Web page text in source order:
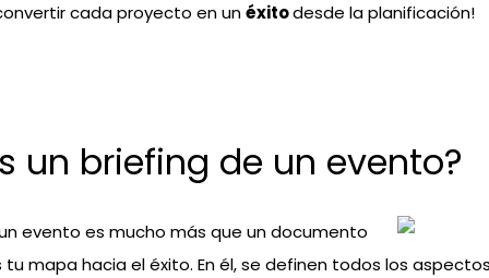
cada proyecto en unéxitodesde la planificación!
un briefing de un evento?
evento es mucho más que un documento
mapa hacia el éxito. En él, se definen todos los